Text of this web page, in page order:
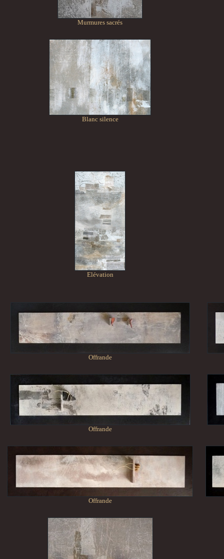
Murmures sacrés
Blanc silence
Elévation
Offrande
Offrande
Offrande